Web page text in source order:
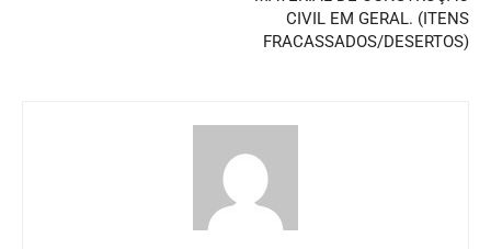
CIVIL EM GERAL. (ITENS
FRACASSADOS/DESERTOS)